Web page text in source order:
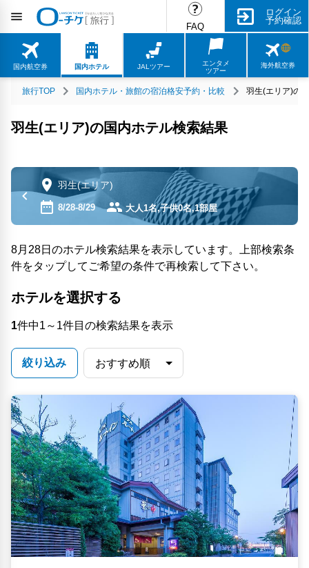
FAQ
ログイン
予約確認
国内航空券 国内ホテル JALツアー
エンタメ
ツアー
海外航空券
旅行TOP 国内ホテル・旅館の宿泊格安予約・比較 羽生(エリア)の
羽生(エリア)の国内ホテル検索結果
羽生(エリア)
8/28-8/29 大人1名,子供0名,1部屋
8月28日のホテル検索結果を表示しています。上部検索条
件をタップしてご希望の条件で再検索して下さい。
ホテルを選択する
1件中1～1件目の検索結果を表示
絞り込み